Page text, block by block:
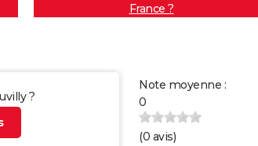
France ?
?
Note moyenne :
0
(0 avis)